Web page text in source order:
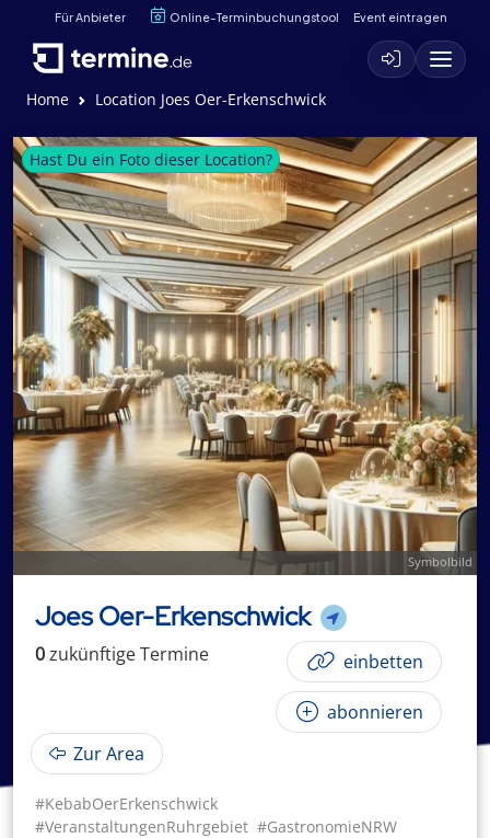
Für Anbieter Online-Terminbuchungstool Event eintragen
Home Location Joes Oer-Erkenschwick
Symbolbild
Hast Du ein Foto dieser Location?
Joes Oer-Erkenschwick
0zukünftigeTermine einbetten
abonnieren
Zur Area
#KebabOerErkenschwick
#VeranstaltungenRuhrgebiet #GastronomieNRW